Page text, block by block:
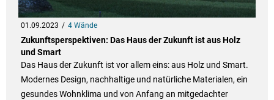
01.09.2023 4 Wände
Zukunftsperspektiven: Das Haus der Zukunft ist aus Holz
und Smart
Das Haus der Zukunft ist vor allem eins: aus Holz und Smart.
Modernes Design, nachhaltige und natürliche Materialen, ein
gesundes Wohnklima und von Anfang an mitgedachter